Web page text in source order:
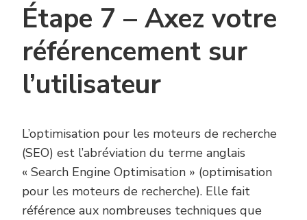
Étape 7 – Axez votre
référencement sur
l’utilisateur
L’optimisation pour les moteurs de recherche
(SEO) est l’abréviation du terme anglais
« Search Engine Optimisation » (optimisation
pour les moteurs de recherche). Elle fait
référence aux nombreuses techniques que